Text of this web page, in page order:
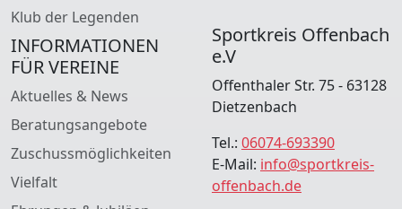
Klub der Legenden
INFORMATIONEN
FÜR VEREINE
Aktuelles & News
Beratungsangebote
Zuschussmöglichkeiten
Vielfalt
Sportkreis Offenbach
e.V
Offenthaler Str. 75 - 63128
Dietzenbach
Tel.: 06074-693390
E-Mail: info@sportkreis-
offenbach.de